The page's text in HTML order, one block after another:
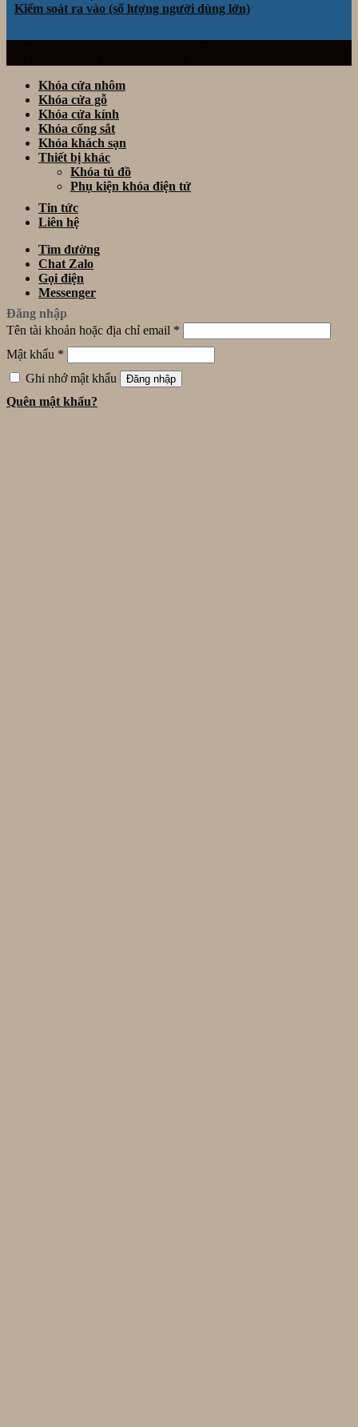
Kiểm soát ra vào (số lượng người dùng lớn)
Khóa cửa nhôm
Khóa cửa gỗ
Khóa cửa kính
Khóa cổng sắt
Khóa khách sạn
Thiết bị khác
Khóa tủ đồ
Phụ kiện khóa điện tử
Tin tức
Liên hệ
Tìm đường
Chat Zalo
Gọi điện
Messenger
Đăng nhập
Tên tài khoản hoặc địa chỉ email *
Mật khẩu *
Ghi nhớ mật khẩu
Đăng nhập
Quên mật khẩu?